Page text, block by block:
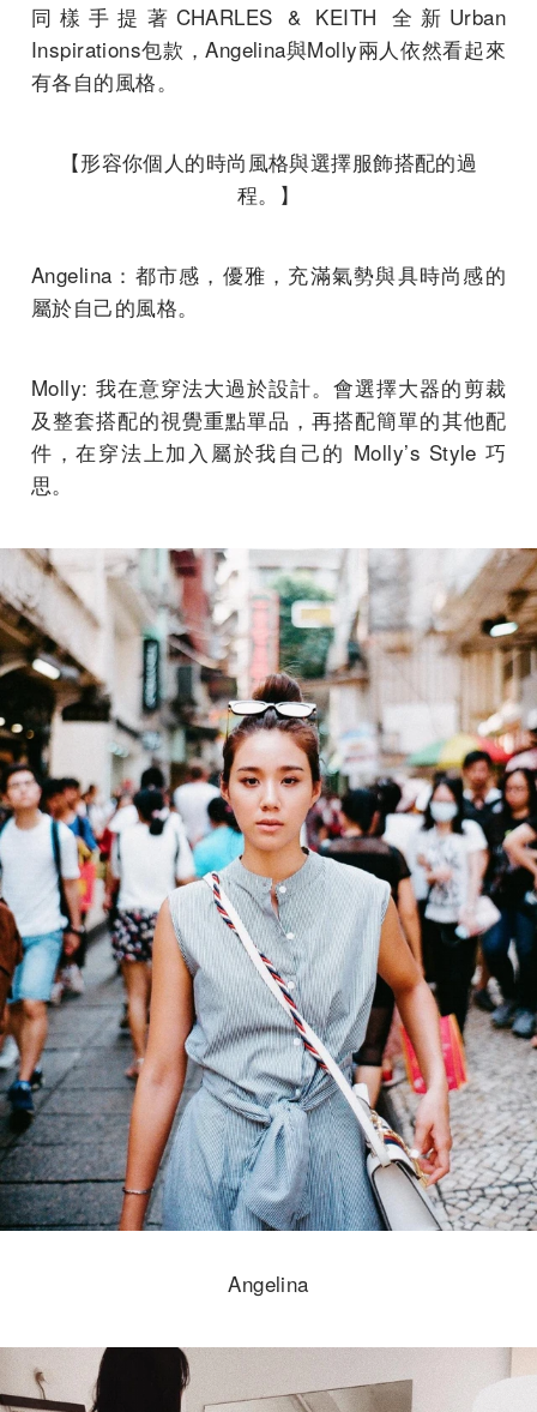
同樣手提著CHARLES & KEITH 全新Urban
Inspirations包款，Angelina與Molly兩人依然看起來
有各自的風格。
【形容你個人的時尚風格與選擇服飾搭配的過
程。】
Angelina：都市感，優雅，充滿氣勢與具時尚感的
屬於自己的風格。
Molly: 我在意穿法大過於設計。會選擇大器的剪裁
及整套搭配的視覺重點單品，再搭配簡單的其他配
件，在穿法上加入屬於我自己的 Molly’s Style 巧
思。
Angelina